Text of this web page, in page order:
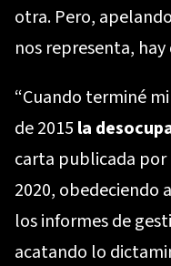
otra. Pero,
nos representa,
“Cuando terminé
de 2015 la
carta publicada por
2020, obedeciendo
los informes de
acatando lo